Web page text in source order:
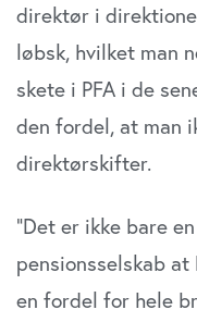
direktør i
løbsk, hvilket man
skete i PFA i de
den fordel, at man
direktørskifter.
”Det er ikke bare
pensionsselskab
en fordel for hele